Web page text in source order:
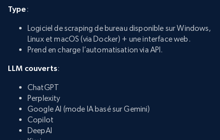
Type :
Logiciel de scraping de bureau disponible sur Windows,
Linux et macOS (via Docker) + une interface web.
Prend en charge l’automatisation via API.
LLM couverts:
ChatGPT
Perplexity
Google AI (mode IA basé sur Gemini)
Copilot
DeepAI